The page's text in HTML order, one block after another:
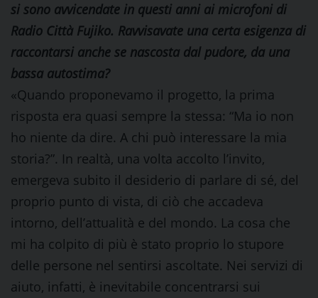
si sono avvicendate in questi anni ai microfoni di
Radio Città Fujiko. Ravvisavate una certa esigenza di
raccontarsi anche se nascosta dal pudore, da una
bassa autostima?
«Quando proponevamo il progetto, la prima
risposta era quasi sempre la stessa: “Ma io non
ho niente da dire. A chi può interessare la mia
storia?”. In realtà, una volta accolto l’invito,
emergeva subito il desiderio di parlare di sé, del
proprio punto di vista, di ciò che accadeva
intorno, dell’attualità e del mondo. La cosa che
mi ha colpito di più è stato proprio lo stupore
delle persone nel sentirsi ascoltate. Nei servizi di
aiuto, infatti, è inevitabile concentrarsi sui